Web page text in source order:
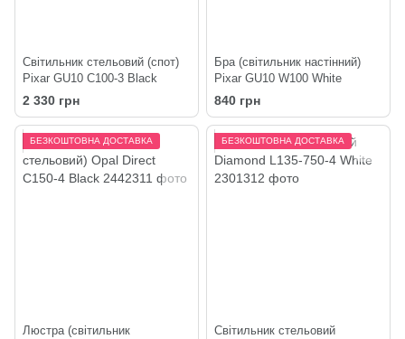
Світильник стельовий (спот)
Pixar GU10 C100-3 Black
2 330 грн
Бра (світильник настінний)
Pixar GU10 W100 White
840 грн
БЕЗКОШТОВНА ДОСТАВКА
Люстра (світильник
БЕЗКОШТОВНА ДОСТАВКА
Світильник стельовий